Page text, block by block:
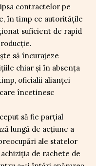
contractelor pe
în timp ce autoritățile
suficient de rapid
să încurajeze
chiar și în absența
oficialii alianței
încetinesc
să fie parțial
lungă de acțiune a
ale statelor
de rachete de